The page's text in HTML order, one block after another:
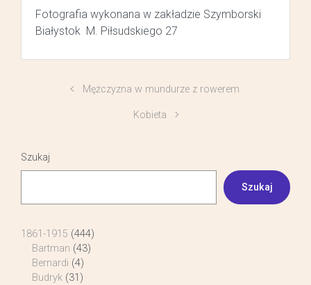
Fotografia wykonana w zakładzie Szymborski
Białystok M. Piłsudskiego 27
Mężczyzna w mundurze z rowerem
Kobieta
Szukaj
Szukaj
1861-1915 (444)
Bartman (43)
Bernardi (4)
Budryk (31)